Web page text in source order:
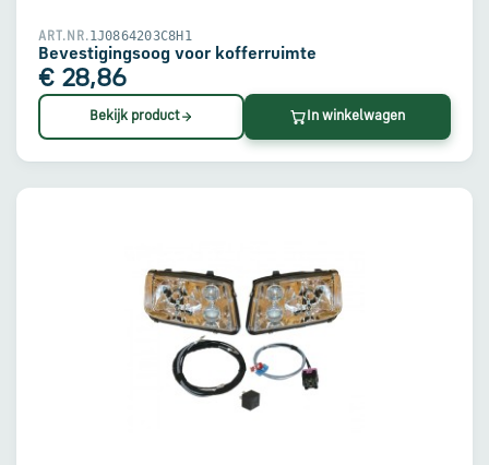
ART.NR.1J0864203C8H1
Bevestigingsoog voor kofferruimte
€ 28,86
Bekijk product In winkelwagen